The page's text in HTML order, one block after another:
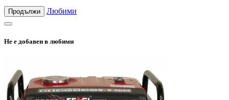
Продължи Любими
Не е добавен в любими